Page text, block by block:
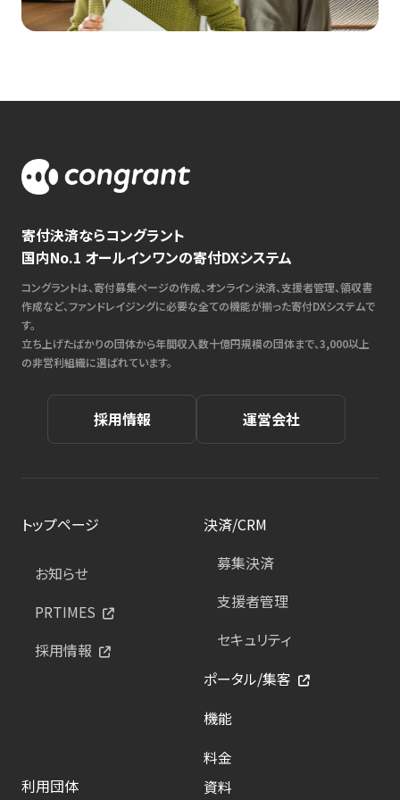
寄付決済ならコングラント
国内No.1 オールインワンの寄付DXシステム
コングラントは、寄付募集ページの作成、オンライン決済、支援者管理、領収書
作成など、ファンドレイジングに必要な全ての機能が揃った寄付DXシステムで
す。
立ち上げたばかりの団体から年間収入数十億円規模の団体まで、3,000以上
の非営利組織に選ばれています。
採用情報 運営会社
トップページ
お知らせ
PRTIMES
採用情報
決済/CRM
募集決済
支援者管理
セキュリティ
ポータル/集客
機能
料金
利用団体
資料